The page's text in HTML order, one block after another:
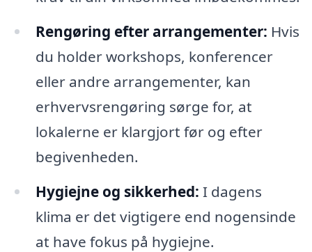
Rengøring efter arrangementer: Hvis
du holder workshops, konferencer
eller andre arrangementer, kan
erhvervsrengøring sørge for, at
lokalerne er klargjort før og efter
begivenheden.
Hygiejne og sikkerhed: I dagens
klima er det vigtigere end nogensinde
at have fokus på hygiejne.